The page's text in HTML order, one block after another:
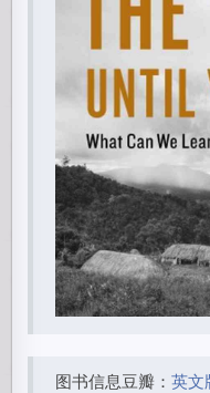
图书信息豆瓣：英文